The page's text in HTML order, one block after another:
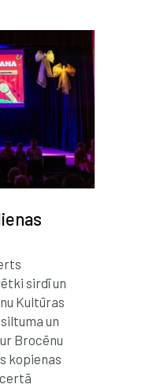
sirdī un
Kultūras
un
Brocēnu
kopienas